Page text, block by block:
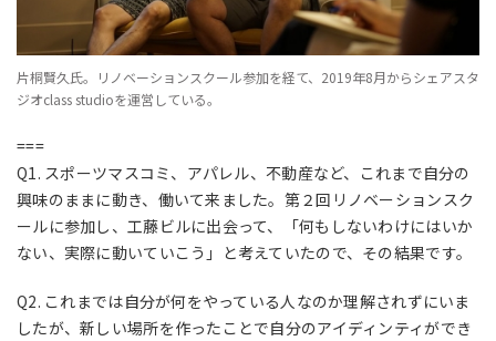
片桐賢久氏。リノベーションスクール参加を経て、2019年8月からシェアスタ
ジオclass studioを運営している。
===
Q1. スポーツマスコミ、アパレル、不動産など、これまで自分の
興味のままに動き、働いて来ました。第２回リノベーションスク
ールに参加し、工藤ビルに出会って、「何もしないわけにはいか
ない、実際に動いていこう」と考えていたので、その結果です。
Q2. これまでは自分が何をやっている人なのか理解されずにいま
したが、新しい場所を作ったことで自分のアイディンティができ